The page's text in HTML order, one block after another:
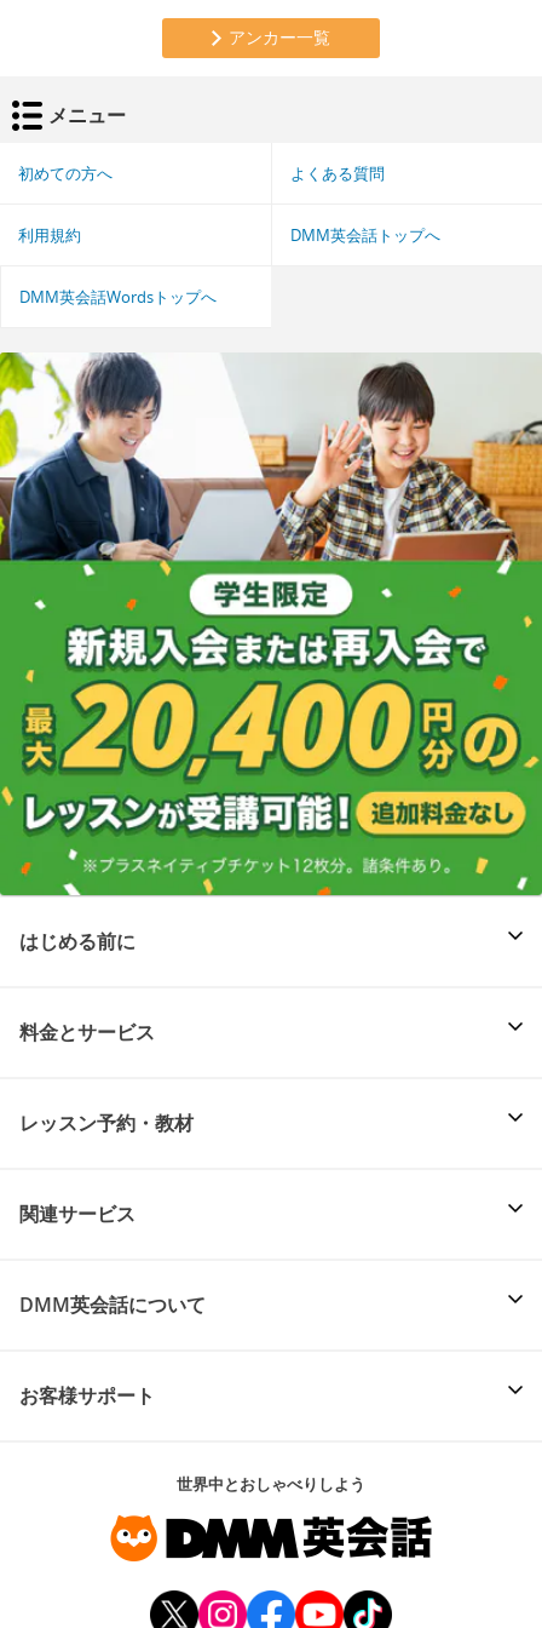
アンカー一覧
メニュー
初めての方へ よくある質問
利用規約 DMM英会話トップへ
DMM英会話Wordsトップへ
はじめる前に
料金とサービス
レッスン予約・教材
関連サービス
DMM英会話について
お客様サポート
世界中とおしゃべりしよう